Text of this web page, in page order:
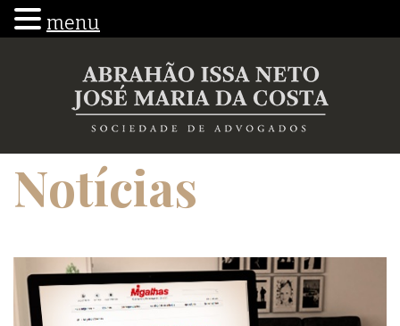
Notícias
menu